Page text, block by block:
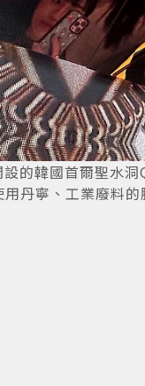
設的韓國首爾聖水
用丹寧、工業廢料